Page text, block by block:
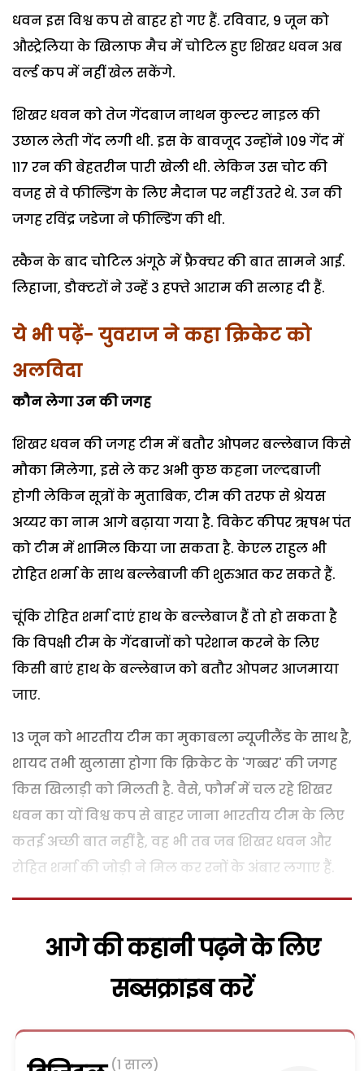
धवन इस विश्व कप से बाहर हो गए हैं. रविवार, 9 जून को
औस्ट्रेलिया के खिलाफ मैच में चोटिल हुए शिखर धवन अब
वर्ल्ड कप में नहीं खेल सकेंगे.
शिखर धवन को तेज गेंदबाज नाथन कुल्टर नाइल की
उछाल लेती गेंद लगी थी. इस के बावजूद उन्होंने 109 गेंद में
117 रन की बेहतरीन पारी खेली थी. लेकिन उस चोट की
वजह से वे फील्डिंग के लिए मैदान पर नहीं उतरे थे. उन की
जगह रविंद्र जडेजा ने फील्डिंग की थी.
स्कैन के बाद चोटिल अंगूठे में फ्रैक्चर की बात सामने आई.
लिहाजा, डौक्टरों ने उन्हें 3 हफ्ते आराम की सलाह दी हैं.
ये भी पढ़ें- युवराज ने कहा क्रिकेट को
अलविदा
कौन लेगा उन की जगह
शिखर धवन की जगह टीम में बतौर ओपनर बल्लेबाज किसे
मौका मिलेगा, इसे ले कर अभी कुछ कहना जल्दबाजी
होगी लेकिन सूत्रों के मुताबिक, टीम की तरफ से श्रेयस
अय्यर का नाम आगे बढ़ाया गया है. विकेट कीपर ऋषभ पंत
को टीम में शामिल किया जा सकता है. केएल राहुल भी
रोहित शर्मा के साथ बल्लेबाजी की शुरुआत कर सकते हैं.
चूंकि रोहित शर्मा दाएं हाथ के बल्लेबाज हैं तो हो सकता है
कि विपक्षी टीम के गेंदबाजों को परेशान करने के लिए
किसी बाएं हाथ के बल्लेबाज को बतौर ओपनर आजमाया
जाए.
13 जून को भारतीय टीम का मुकाबला न्यूजीलैंड के साथ है,
शायद तभी खुलासा होगा कि क्रिकेट के 'गब्बर' की जगह
किस खिलाड़ी को मिलती है. वैसे, फौर्म में चल रहे शिखर
धवन का यों विश्व कप से बाहर जाना भारतीय टीम के लिए
कतई अच्छी बात नहीं है, वह भी तब जब शिखर धवन और
रोहित शर्मा की जोड़ी ने मिल कर रनों के अंबार लगाए हैं.
आगे की कहानी पढ़ने के लिए
सब्सक्राइब करें
(1 साल)